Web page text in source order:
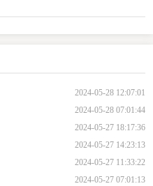
2024-05-28 12:07:01
2024-05-28 07:01:44
2024-05-27 18:17:36
2024-05-27 14:23:13
2024-05-27 11:33:22
2024-05-27 07:01:13